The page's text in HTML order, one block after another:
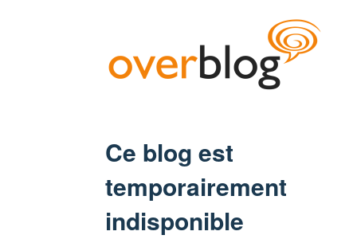
Ce blog est
temporairement
indisponible